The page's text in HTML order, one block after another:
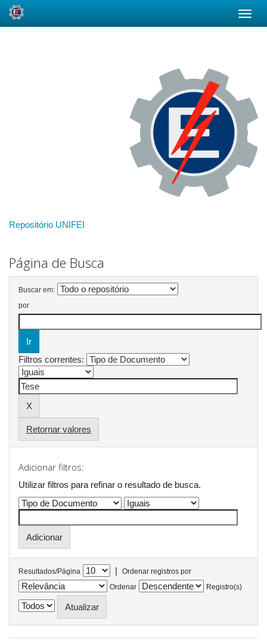
Repositório UNIFEI
Página de Busca
Buscar em:
por
Filtros correntes:
Retornar valores
Adicionar filtros:
Utilizar filtros para refinar o resultado de busca.
Resultados/Página |
Ordenar registros por
Ordenar
Registro(s)